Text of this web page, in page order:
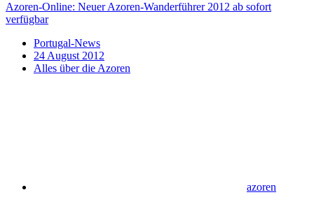
Azoren-Online: Neuer Azoren-Wanderführer 2012 ab sofort
verfügbar
Portugal-News
24 August 2012
Alles über die Azoren
azoren